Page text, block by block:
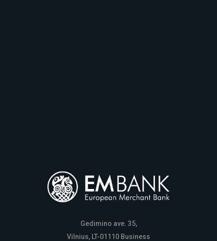
Gedimino ave. 35,
Vilnius, LT-01110 Business